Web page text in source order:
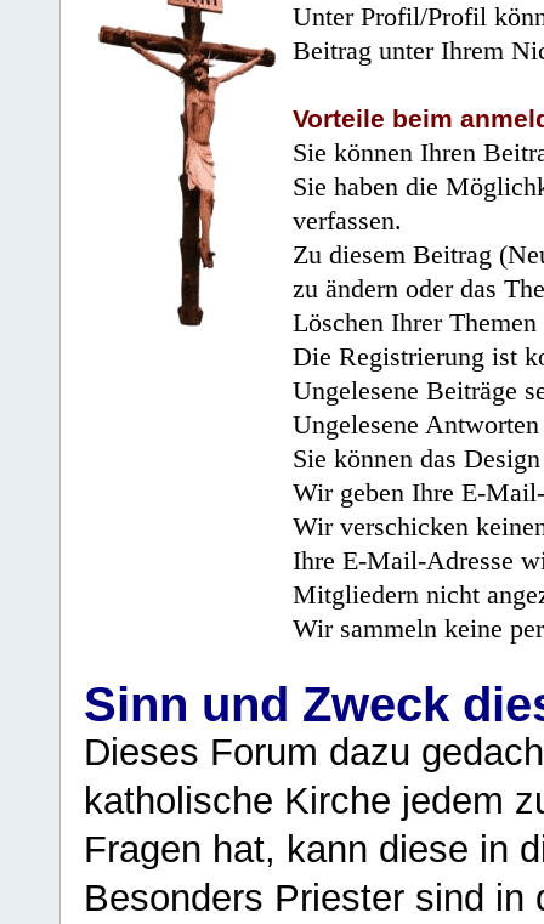
Unter Profil/Profil
Beitrag unter Ihrem
Vorteile beim
Sie können Ihren
Sie haben die
verfassen.
Zu diesem Beitrag
zu ändern oder das
Löschen Ihrer
Die Registrierung ist
Ungelesene Beiträge
Ungelesene
Sie können das
Wir geben Ihre E-
Wir verschicken
Ihre E-Mail-Adresse
Mitgliedern nicht
Wir sammeln keine
Sinn und Zweck
Dieses Forum dazu
katholische Kirche jedem
Fragen hat, kann diese in
Besonders Priester sind in